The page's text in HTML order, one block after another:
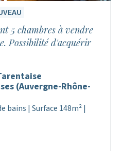
5 chambres à vendre
Possibilité d'acquérir
(Auvergne-Rhône-
bains | Surface 148m² |